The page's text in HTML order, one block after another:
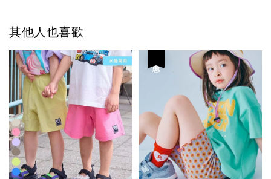
其他人也喜歡